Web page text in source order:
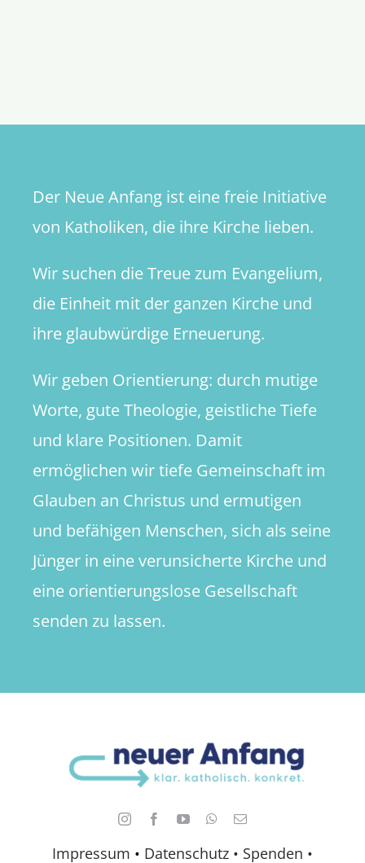
Impressum • Datenschutz • Spenden •
Der Neue Anfang ist eine freie Initiative
von Katholiken, die ihre Kirche lieben.
Wir suchen die Treue zum Evangelium,
die Einheit mit der ganzen Kirche und
ihre glaubwürdige Erneuerung.
Wir geben Orientierung: durch mutige
Worte, gute Theologie, geistliche Tiefe
und klare Positionen. Damit
ermöglichen wir tiefe Gemeinschaft im
Glauben an Christus und ermutigen
und befähigen Menschen, sich als seine
Jünger in eine verunsicherte Kirche und
eine orientierungslose Gesellschaft
senden zu lassen.